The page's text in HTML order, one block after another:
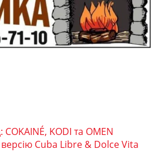
COKAINÉ, KODI та OMEN
Cuba Libre & Dolce Vita